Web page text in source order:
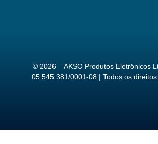
© 2026 – AKSO Produtos Eletrônicos
05.545.381/0001-08 | Todos os